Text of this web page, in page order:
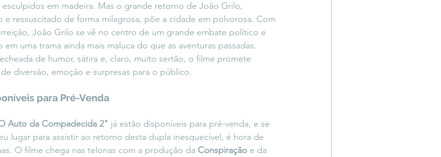
em madeira. Mas o grande retorno de João Grilo,
e ressuscitado de forma milagrosa, põe a cidade em polvorosa. Com
João Grilo se vê no centro de um grande embate político e
em uma trama ainda mais maluca do que as aventuras passadas.
de humor, sátira e, claro, muito sertão, o filme promete
diversão, emoção e surpresas para o público.
para Pré-Venda
Auto da Compadecida 2" já estão disponíveis para pré-venda, e se
lugar para assistir ao retorno desta dupla inesquecível, é hora de
O filme chega nas telonas com a produção da Conspiração e da